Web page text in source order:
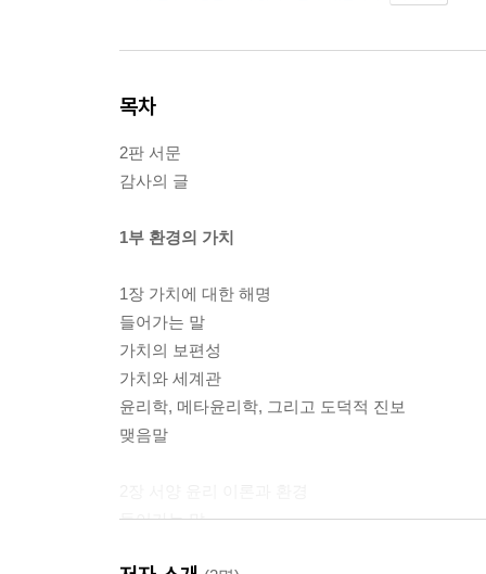
목차
2판 서문
감사의 글
1부 환경의 가치
1장 가치에 대한 해명
들어가는 말
가치의 보편성
가치와 세계관
윤리학, 메타윤리학, 그리고 도덕적 진보
맺음말
들어가는 말